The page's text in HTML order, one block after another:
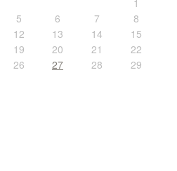
5 6 7
8
12 13 14
15
19 20 21
22
26 27 28
29